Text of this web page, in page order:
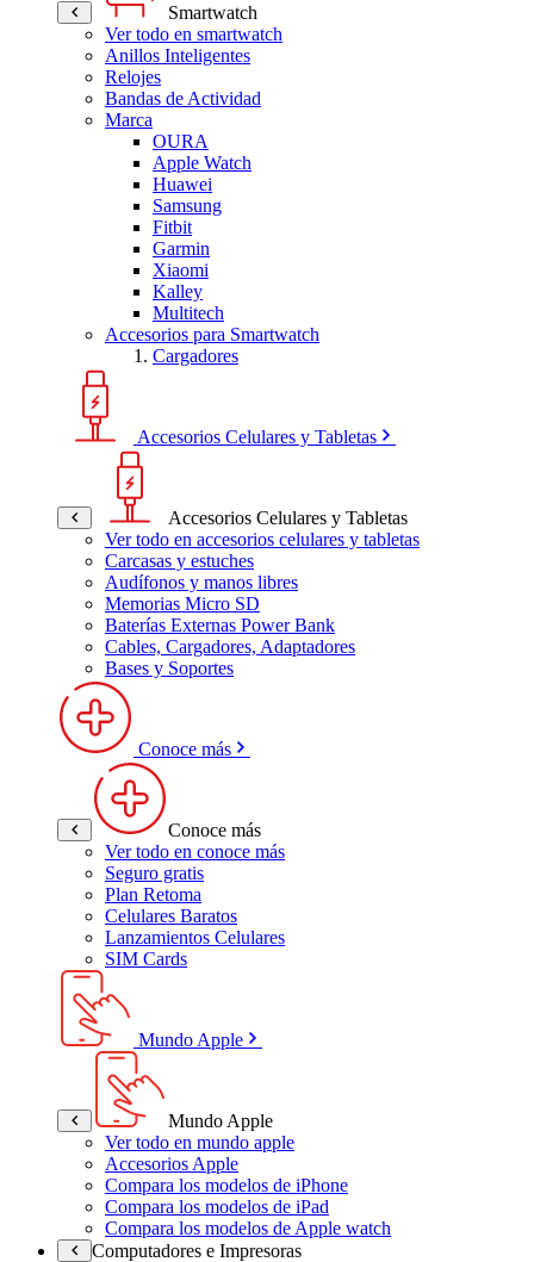
Smartwatch
Ver todo en smartwatch
Anillos Inteligentes
Relojes
Bandas de Actividad
Marca
OURA
Apple Watch
Huawei
Samsung
Fitbit
Garmin
Xiaomi
Kalley
Multitech
Accesorios para Smartwatch
Cargadores
Accesorios Celulares y Tabletas
Accesorios Celulares y Tabletas
Ver todo en accesorios celulares y tabletas
Carcasas y estuches
Audífonos y manos libres
Memorias Micro SD
Baterías Externas Power Bank
Cables, Cargadores, Adaptadores
Bases y Soportes
Conoce más
Conoce más
Ver todo en conoce más
Seguro gratis
Plan Retoma
Celulares Baratos
Lanzamientos Celulares
SIM Cards
Mundo Apple
Mundo Apple
Ver todo en mundo apple
Accesorios Apple
Compara los modelos de iPhone
Compara los modelos de iPad
Compara los modelos de Apple watch
Computadores e Impresoras